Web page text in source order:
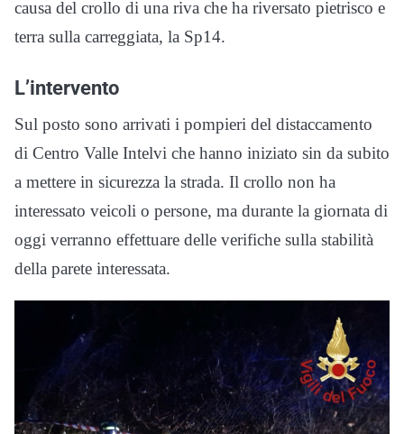
causa del crollo di una riva che ha riversato pietrisco e
terra sulla carreggiata, la Sp14.
L’intervento
Sul posto sono arrivati i pompieri del distaccamento
di Centro Valle Intelvi che hanno iniziato sin da subito
a mettere in sicurezza la strada. Il crollo non ha
interessato veicoli o persone, ma durante la giornata di
oggi verranno effettuare delle verifiche sulla stabilità
della parete interessata.